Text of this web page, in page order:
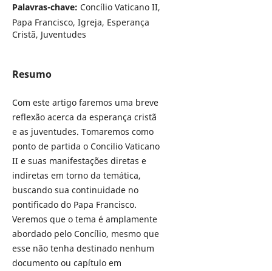
Palavras-chave: Concílio Vaticano II,
Papa Francisco, Igreja, Esperança
Cristã, Juventudes
Resumo
Com este artigo faremos uma breve
reflexão acerca da esperança cristã
e as juventudes. Tomaremos como
ponto de partida o Concilio Vaticano
II e suas manifestações diretas e
indiretas em torno da temática,
buscando sua continuidade no
pontificado do Papa Francisco.
Veremos que o tema é amplamente
abordado pelo Concílio, mesmo que
esse não tenha destinado nenhum
documento ou capítulo em